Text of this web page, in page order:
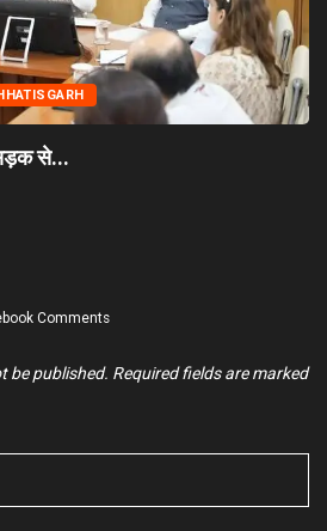
से...
Comments
be published. Required fields are marked